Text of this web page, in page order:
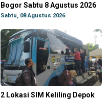
Bogor Sabtu 8 Agustus 2026
Sabtu, 08 Agustus 2026
2 Lokasi SIM Keliling Depok